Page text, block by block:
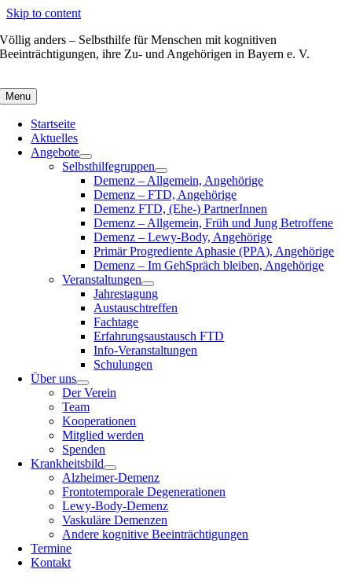
Skip to content
Völlig anders – Selbsthilfe für Menschen mit kognitiven
Beeinträchtigungen, ihre Zu- und Angehörigen in Bayern e. V.
Menu
Startseite
Aktuelles
Angebote
Selbsthilfegruppen
Demenz – Allgemein, Angehörige
Demenz – FTD, Angehörige
Demenz FTD, (Ehe-) PartnerInnen
Demenz – Allgemein, Früh und Jung Betroffene
Demenz – Lewy-Body, Angehörige
Primär Progrediente Aphasie (PPA), Angehörige
Demenz – Im GehSpräch bleiben, Angehörige
Veranstaltungen
Jahrestagung
Austauschtreffen
Fachtage
Erfahrungsaustausch FTD
Info-Veranstaltungen
Schulungen
Über uns
Der Verein
Team
Kooperationen
Mitglied werden
Spenden
Krankheitsbild
Alzheimer-Demenz
Frontotemporale Degenerationen
Lewy-Body-Demenz
Vaskuläre Demenzen
Andere kognitive Beeinträchtigungen
Termine
Kontakt